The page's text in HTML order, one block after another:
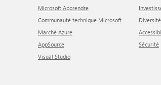
Microsoft Apprendre
Communauté technique Microsoft
Marché Azure
AppSource
Visual Studio
Sécurité